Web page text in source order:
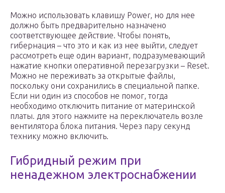
Можно использовать клавишу Power, но для нее
должно быть предварительно назначено
соответствующее действие. Чтобы понять,
гибернация – что это и как из нее выйти, следует
рассмотреть еще один вариант, подразумевающий
нажатие кнопки оперативной перезагрузки – Reset.
Можно не переживать за открытые файлы,
поскольку они сохранились в специальной папке.
Если ни один из способов не помог, тогда
необходимо отключить питание от материнской
платы. для этого нажмите на переключатель возле
вентилятора блока питания. Через пару секунд
технику можно включить.
Гибридный режим при
ненадежном электроснабжении